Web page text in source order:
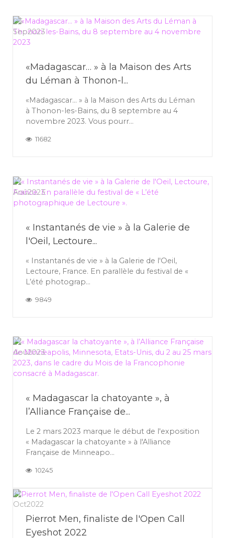
06
Sep2023
«Madagascar… » à la Maison des Arts
du Léman à Thonon-l...
«Madagascar… » à la Maison des Arts du Léman
à Thonon-les-Bains, du 8 septembre au 4
novembre 2023. Vous pourr...
11682
27
Aoû2023
« Instantanés de vie » à la Galerie de
l'Oeil, Lectoure...
« Instantanés de vie » à la Galerie de l'Oeil,
Lectoure, France. En parallèle du festival de «
L’été photograp...
9849
27
Aoû2023
« Madagascar la chatoyante », à
l’Alliance Française de...
Le 2 mars 2023 marque le début de l'exposition
« Madagascar la chatoyante » à l'Alliance
Française de Minneapo...
10245
31
Oct2022
Pierrot Men, finaliste de l'Open Call
Eyeshot 2022